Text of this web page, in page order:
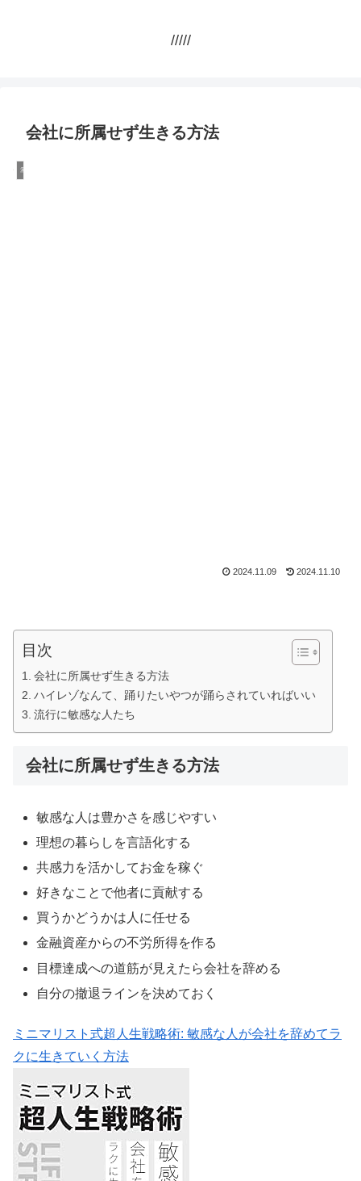
/////
会社に所属せず生きる方法
幸せ
2024.11.09 2024.11.10
目次
会社に所属せず生きる方法
ハイレゾなんて、踊りたいやつが踊らされていればいい
流行に敏感な人たち
会社に所属せず生きる方法
敏感な人は豊かさを感じやすい
理想の暮らしを言語化する
共感力を活かしてお金を稼ぐ
好きなことで他者に貢献する
買うかどうかは人に任せる
金融資産からの不労所得を作る
目標達成への道筋が見えたら会社を辞める
自分の撤退ラインを決めておく
ミニマリスト式超人生戦略術: 敏感な人が会社を辞めてラ
クに生きていく方法